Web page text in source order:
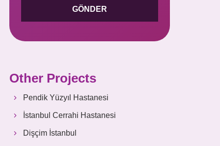
Other Projects
Pendik Yüzyıl Hastanesi
İstanbul Cerrahi Hastanesi
Dişçim İstanbul